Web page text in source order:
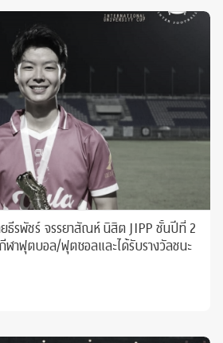
JIPP ชั้นปีที่ 2
ฬาฟุตบอล/ฟุตซอลและได้รับรางวัลชนะ